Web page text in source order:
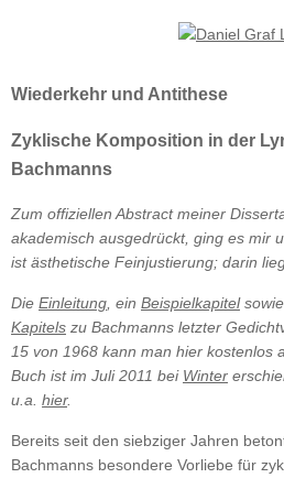
Wiederkehr und Antithese
Zyklische Komposition in der
Bachmanns
Zum offiziellen Abstract meiner
akademisch ausgedrückt, ging es mir
ist ästhetische Feinjustierung; darin
Die Einleitung ein Beispielkapitel
Kapitels zu Bachmanns letzter
15 von 1968 kann man hier kostenlos
Buch ist im Juli 2011 bei Winter
u.a. hier.
Bereits seit den siebziger Jahren
Bachmanns besondere Vorliebe für